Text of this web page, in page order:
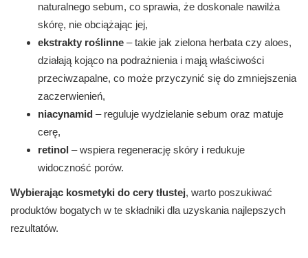
naturalnego sebum, co sprawia, że doskonale nawilża
skórę, nie obciążając jej,
ekstrakty roślinne – takie jak zielona herbata czy aloes,
działają kojąco na podrażnienia i mają właściwości
przeciwzapalne, co może przyczynić się do zmniejszenia
zaczerwienień,
niacynamid – reguluje wydzielanie sebum oraz matuje
cerę,
retinol – wspiera regenerację skóry i redukuje
widoczność porów.
Wybierając kosmetyki do cery tłustej, warto poszukiwać
produktów bogatych w te składniki dla uzyskania najlepszych
rezultatów.